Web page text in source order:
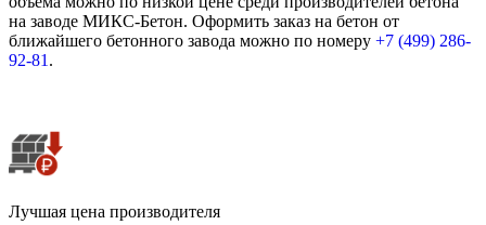
на заводе МИКС-Бетон. Оформить заказ на бетон от
ближайшего бетонного завода можно по номеру +7 (499) 286-
92-81 .
Лучшая цена производителя